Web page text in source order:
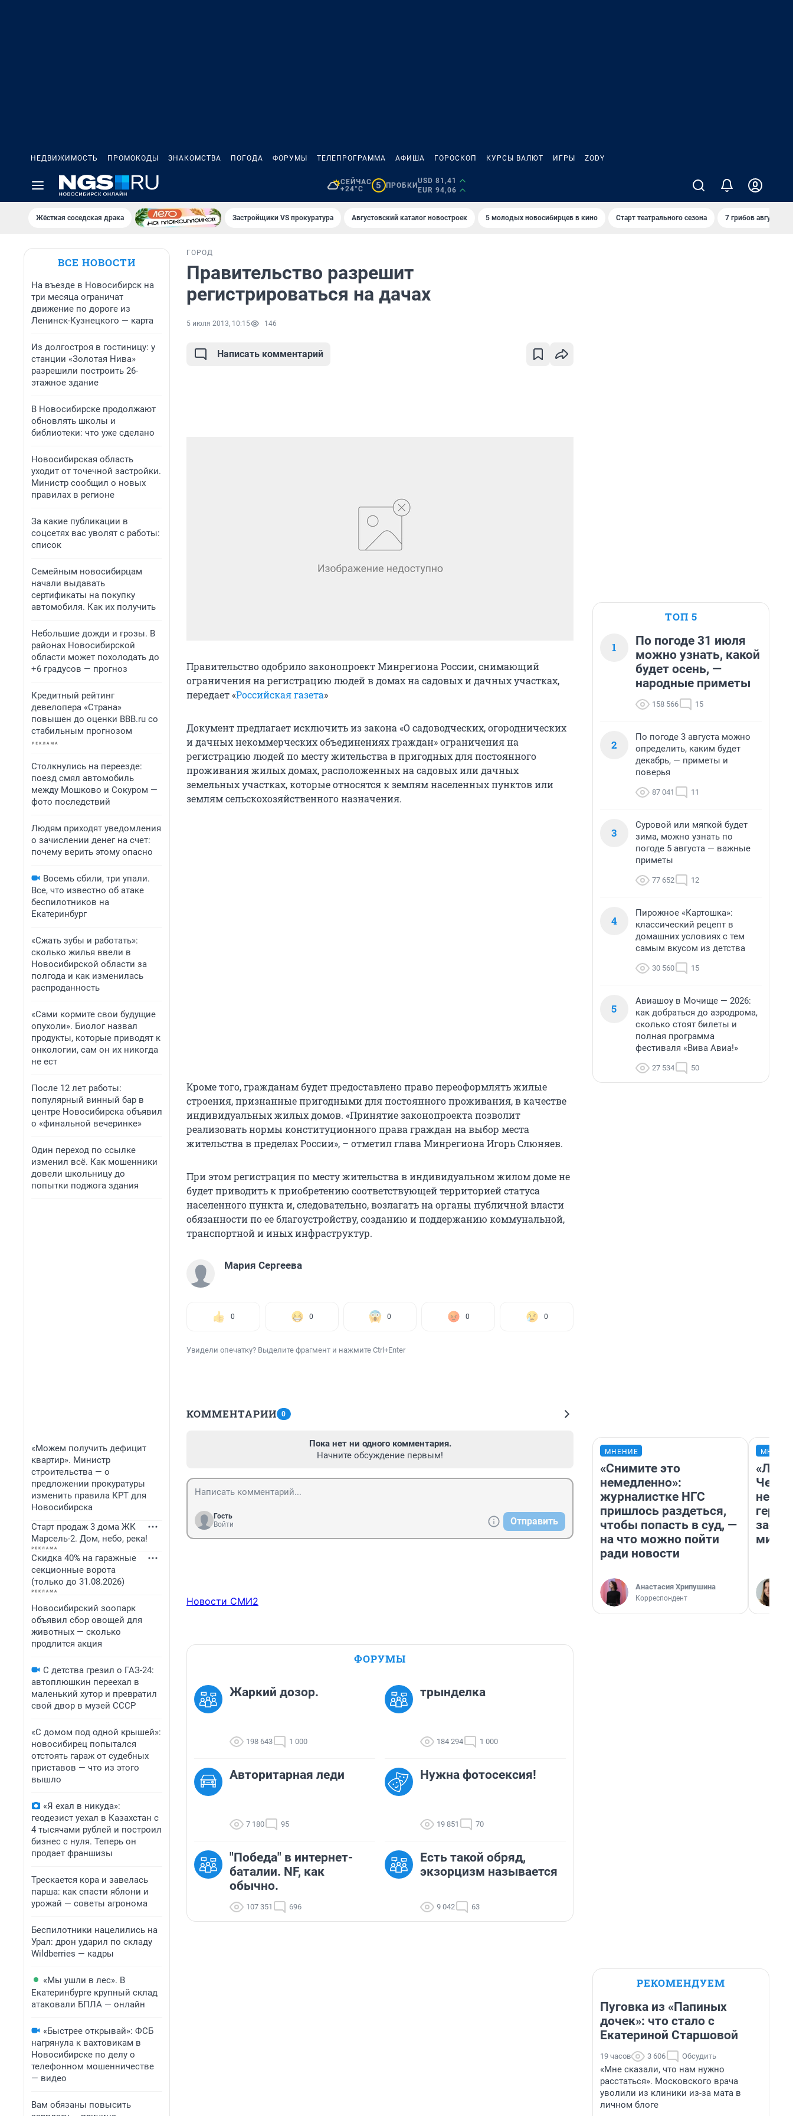
НЕДВИЖИМОСТЬ ПРОМОКОДЫ ЗНАКОМСТВА ПОГОДА ФОРУМЫ ТЕЛЕПРОГРАММА АФИША ГОРОСКОП КУРСЫ ВАЛЮТ ИГРЫ ZODY
СЕЙЧАС
+24°C
5 ПРОБКИ
USD 81,41
EUR 94,06
Жёсткая соседская драка Застройщики VS прокуратура Августовский каталог новостроек 5 молодых новосибирцев в кино Старт театрального сезона 7 грибов августа
ВСЕ НОВОСТИ
На въезде в Новосибирск на
три месяца ограничат
движение по дороге из
Ленинск-Кузнецкого — карта
Из долгостроя в гостиницу: у
станции «Золотая Нива»
разрешили построить 26-
этажное здание
В Новосибирске продолжают
обновлять школы и
библиотеки: что уже сделано
Новосибирская область
уходит от точечной застройки.
Министр сообщил о новых
правилах в регионе
За какие публикации в
соцсетях вас уволят с работы:
список
Семейным новосибирцам
начали выдавать
сертификаты на покупку
автомобиля. Как их получить
Небольшие дожди и грозы. В
районах Новосибирской
области может похолодать до
+6 градусов — прогноз
Кредитный рейтинг
девелопера «Страна»
повышен до оценки BBB.ru со
стабильным прогнозом
Столкнулись на переезде:
поезд смял автомобиль
между Мошково и Сокуром —
фото последствий
Людям приходят уведомления
о зачислении денег на счет:
почему верить этому опасно
Восемь сбили, три упали.
Все, что известно об атаке
беспилотников на
Екатеринбург
«Сжать зубы и работать»:
сколько жилья ввели в
Новосибирской области за
полгода и как изменилась
распроданность
«Сами кормите свои будущие
опухоли». Биолог назвал
продукты, которые приводят к
онкологии, сам он их никогда
не ест
После 12 лет работы:
популярный винный бар в
центре Новосибирска объявил
о «финальной вечеринке»
Один переход по ссылке
изменил всё. Как мошенники
довели школьницу до
попытки поджога здания
«Можем получить дефицит
квартир». Министр
строительства — о
предложении прокуратуры
изменить правила КРТ для
Новосибирска
Старт продаж 3 дома ЖК
Марсель-2. Дом, небо, река!
Скидка 40% на гаражные
секционные ворота
(только до 31.08.2026)
Новосибирский зоопарк
объявил сбор овощей для
животных — сколько
продлится акция
С детства грезил о ГАЗ-24:
автоплюшкин переехал в
маленький хутор и превратил
свой двор в музей СССР
«С домом под одной крышей»:
новосибирец попытался
отстоять гараж от судебных
приставов — что из этого
вышло
«Я ехал в никуда»:
геодезист уехал в Казахстан с
4 тысячами рублей и построил
бизнес с нуля. Теперь он
продает франшизы
Трескается кора и завелась
парша: как спасти яблони и
урожай — советы агронома
Беспилотники нацелились на
Урал: дрон ударил по складу
Wildberries — кадры
«Мы ушли в лес». В
Екатеринбурге крупный склад
атаковали БПЛА — онлайн
«Быстрее открывай»: ФСБ
нагрянула к вахтовикам в
Новосибирске по делу о
телефонном мошенничестве
— видео
Вам обязаны повысить
ГОРОД
Правительство разрешит
регистрироваться на дачах
5 июля 2013, 10:15 146
Написать комментарий
Правительство одобрило законопроект Минрегиона России, снимающий
ограничения на регистрацию людей в домах на садовых и дачных участках,
передает «Российская газета»
Документ предлагает исключить из закона «О садоводческих, огороднических
и дачных некоммерческих объединениях граждан» ограничения на
регистрацию людей по месту жительства в пригодных для постоянного
проживания жилых домах, расположенных на садовых или дачных
земельных участках, которые относятся к землям населенных пунктов или
землям сельскохозяйственного назначения.
Кроме того, гражданам будет предоставлено право переоформлять жилые
строения, признанные пригодными для постоянного проживания, в качестве
индивидуальных жилых домов. «Принятие законопроекта позволит
реализовать нормы конституционного права граждан на выбор места
жительства в пределах России», – отметил глава Минрегиона Игорь Слюняев.
При этом регистрация по месту жительства в индивидуальном жилом доме не
будет приводить к приобретению соответствующей территорией статуса
населенного пункта и, следовательно, возлагать на органы публичной власти
обязанности по ее благоустройству, созданию и поддержанию коммунальной,
транспортной и иных инфраструктур.
Мария Сергеева
0 0 0 0 0
Увидели опечатку? Выделите фрагмент и нажмите Ctrl+Enter
КОММЕНТАРИИ 0
Пока нет ни одного комментария.
Начните обсуждение первым!
Гость
Войти
Отправить
Новости СМИ2
ФОРУМЫ
Жаркий дозор.
198 643 1 000
трынделка
184 294 1 000
Авторитарная леди
7 180 95
Нужна фотосексия!
19 851 70
"Победа" в интернет-
баталии. NF, как
обычно.
107 351 696
Есть такой обряд,
экзорцизм называется
9 042 63
ТОП 5
1
По погоде 31 июля
можно узнать, какой
будет осень, —
народные приметы
158 566 15
2
По погоде 3 августа можно
определить, каким будет
декабрь, — приметы и
поверья
87 041 11
3
Суровой или мягкой будет
зима, можно узнать по
погоде 5 августа — важные
приметы
77 652 12
4
Пирожное «Картошка»:
классический рецепт в
домашних условиях с тем
самым вкусом из детства
30 560 15
5
Авиашоу в Мочище — 2026:
как добраться до аэродрома,
сколько стоят билеты и
полная программа
фестиваля «Вива Авиа!»
27 534 50
МНЕНИЕ
«Снимите это
немедленно»:
журналистке НГС
пришлось раздеться,
чтобы попасть в суд, —
на что можно пойти
ради новости
Анастасия Хрипушина
Корреспондент
Чем
герои
РЕКОМЕНДУЕМ
Пуговка из «Папиных
дочек»: что стало с
Екатериной Старшовой
19 часов 3 606 Обсудить
«Мне сказали, что нам нужно
расстаться». Московского врача
уволили из клиники из-за мата в
личном блоге